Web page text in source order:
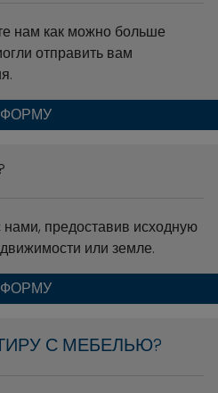
нам как можно больше
отправить вам
предоставив исходную
или земле.
С МЕБЕЛЬЮ?